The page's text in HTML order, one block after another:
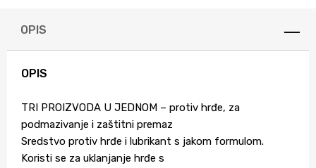
OPIS
OPIS
TRI PROIZVODA U JEDNOM – protiv hrđe, za
podmazivanje i zaštitni premaz
Sredstvo protiv hrđe i lubrikant s jakom formulom.
Koristi se za uklanjanje hrđe s